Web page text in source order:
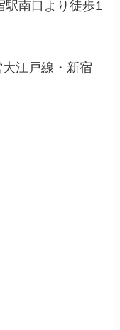
南口より徒歩1
江戸線・新宿